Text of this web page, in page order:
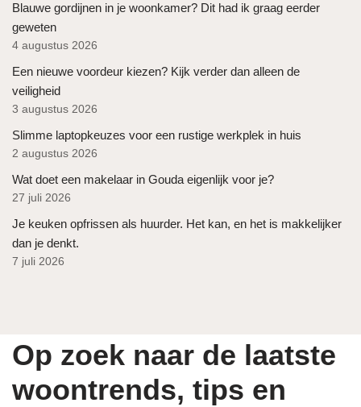
Blauwe gordijnen in je woonkamer? Dit had ik graag eerder
geweten
4 augustus 2026
Een nieuwe voordeur kiezen? Kijk verder dan alleen de
veiligheid
3 augustus 2026
Slimme laptopkeuzes voor een rustige werkplek in huis
2 augustus 2026
Wat doet een makelaar in Gouda eigenlijk voor je?
27 juli 2026
Je keuken opfrissen als huurder. Het kan, en het is makkelijker
dan je denkt.
7 juli 2026
Op zoek naar de laatste
woontrends, tips en